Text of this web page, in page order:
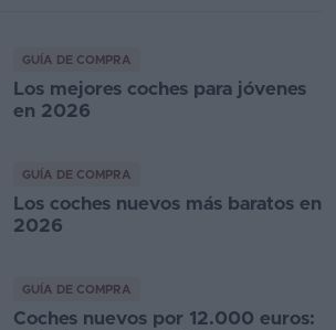
GUÍA DE COMPRA
Los mejores coches para jóvenes
en 2026
GUÍA DE COMPRA
Los coches nuevos más baratos en
2026
GUÍA DE COMPRA
Coches nuevos por 12.000 euros: